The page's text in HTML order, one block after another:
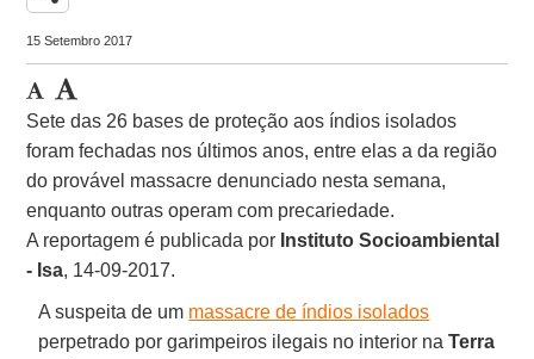
15 Setembro 2017
Sete das 26 bases de proteção aos índios isolados
foram fechadas nos últimos anos, entre elas a da região
do provável massacre denunciado nesta semana,
enquanto outras operam com precariedade.
A reportagem é publicada por Instituto Socioambiental
- Isa, 14-09-2017.
A suspeita de um massacre de índios isolados
perpetrado por garimpeiros ilegais no interior naTerra